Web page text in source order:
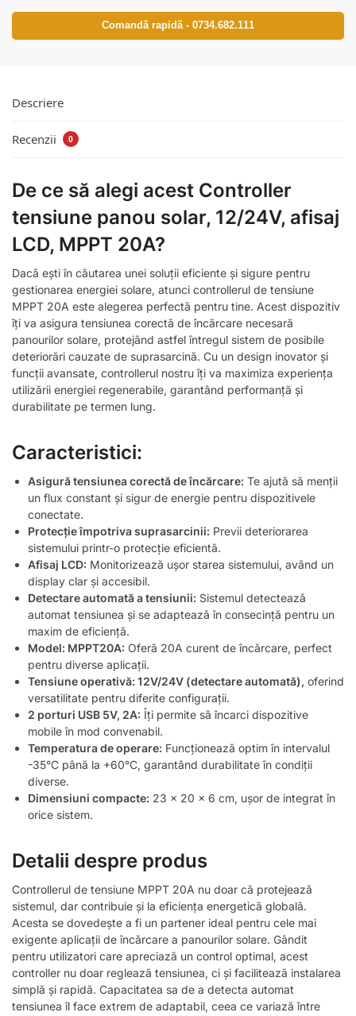
Comandă rapidă - 0734.682.111
Descriere
Recenzii 0
De ce să alegi acest Controller
tensiune panou solar, 12/24V, afisaj
LCD, MPPT 20A?
Dacă ești în căutarea unei soluții eficiente și sigure pentru
gestionarea energiei solare, atunci controllerul de tensiune
MPPT 20A este alegerea perfectă pentru tine. Acest dispozitiv
îți va asigura tensiunea corectă de încărcare necesară
panourilor solare, protejând astfel întregul sistem de posibile
deteriorări cauzate de suprasarcină. Cu un design inovator și
funcții avansate, controllerul nostru îți va maximiza experiența
utilizării energiei regenerabile, garantând performanță și
durabilitate pe termen lung.
Caracteristici:
Asigură tensiunea corectă de încărcare: Te ajută să menții
un flux constant și sigur de energie pentru dispozitivele
conectate.
Protecție împotriva suprasarcinii: Previi deteriorarea
sistemului printr-o protecție eficientă.
Afisaj LCD: Monitorizează ușor starea sistemului, având un
display clar și accesibil.
Detectare automată a tensiunii: Sistemul detectează
automat tensiunea și se adaptează în consecință pentru un
maxim de eficiență.
Model: MPPT20A: Oferă 20A curent de încărcare, perfect
pentru diverse aplicații.
Tensiune operativă: 12V/24V (detectare automată), oferind
versatilitate pentru diferite configurații.
2 porturi USB 5V, 2A: Îți permite să încarci dispozitive
mobile în mod convenabil.
Temperatura de operare: Funcționează optim în intervalul
-35°C până la +60°C, garantând durabilitate în condiții
diverse.
Dimensiuni compacte: 23 x 20 x 6 cm, ușor de integrat în
orice sistem.
Detalii despre produs
Controllerul de tensiune MPPT 20A nu doar că protejează
sistemul, dar contribuie și la eficiența energetică globală.
Acesta se dovedește a fi un partener ideal pentru cele mai
exigente aplicații de încărcare a panourilor solare. Gândit
pentru utilizatori care apreciază un control optimal, acest
controller nu doar reglează tensiunea, ci și facilitează instalarea
simplă și rapidă. Capacitatea sa de a detecta automat
tensiunea îl face extrem de adaptabil, ceea ce variază între